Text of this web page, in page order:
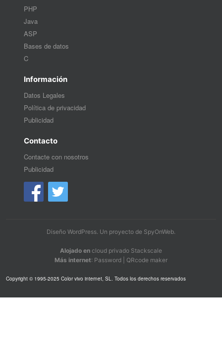
PHP
Java
ASP
Bases de datos
C
Información
Datos Legales
Política de privacidad
Publicidad
Contacto
Contacte con nosotros
Publicidad
Diseño WordPress. Un proyecto de SpyOnWeb.
Alojado en cloud privado Stackscale
Más internet: Password QRcode maker
Copyright © 1995-2025 Color vivo internet, SL. Todos los derechos reservados